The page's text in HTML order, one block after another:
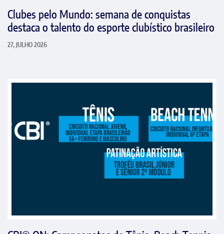
Clubes pelo Mundo: semana de conquistas
destaca o talento do esporte clubístico brasileiro
27, JULHO 2026